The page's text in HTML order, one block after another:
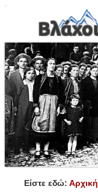
Είστε εδώ: Αρχική